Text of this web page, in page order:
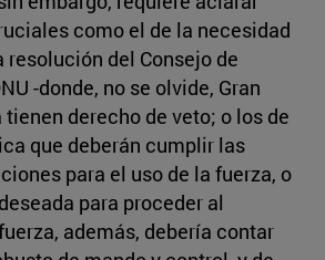
como el de la necesidad
resolución del Consejo de
-donde, no se olvide, Gran
derecho de veto; o los de
que deberán cumplir las
para el uso de la fuerza, o
para proceder al
además, debería contar